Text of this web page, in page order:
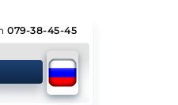
079-38-45-45